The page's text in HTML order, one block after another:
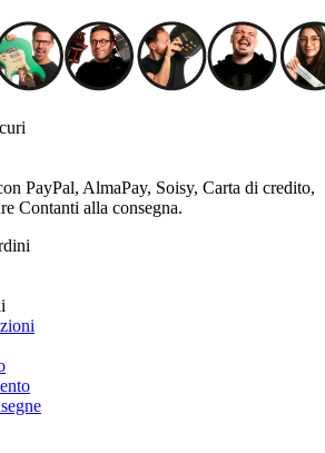
PayPal, AlmaPay, Soisy, Carta di credito,
Contanti alla consegna.